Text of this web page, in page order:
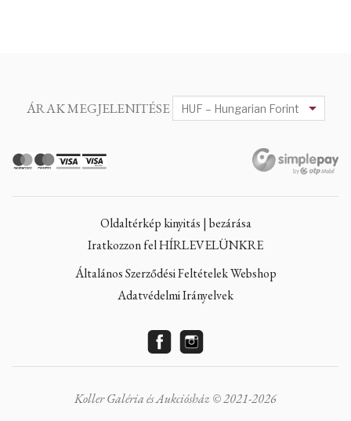
ÁRAK MEGJELENITÉSE
Oldaltérkép kinyitás | bezárása
Iratkozzon fel HÍRLEVELÜNKRE
Általános Szerződési Feltételek Webshop
Adatvédelmi Irányelvek
Koller Galéria és Aukciósház © 2021-2026